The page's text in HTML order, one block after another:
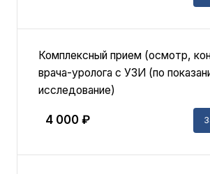
Комплексный прием (осмотр,
врача-уролога с УЗИ (по
исследование)
4 000 ₽